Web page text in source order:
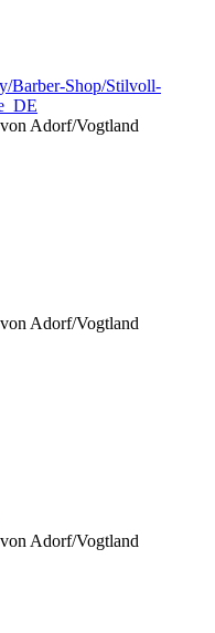
Barber-Shop/Stilvoll-
von Adorf/Vogtland
von Adorf/Vogtland
von Adorf/Vogtland